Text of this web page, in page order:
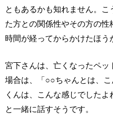
ともあるかも知れません。
た方との関係性やその方の性
時間が経ってからかけたほう
宮下さんは、亡くなったペッ
場合は、「○○ちゃんとは、
くんは、こんな感じでした
と一緒に話すそうです。